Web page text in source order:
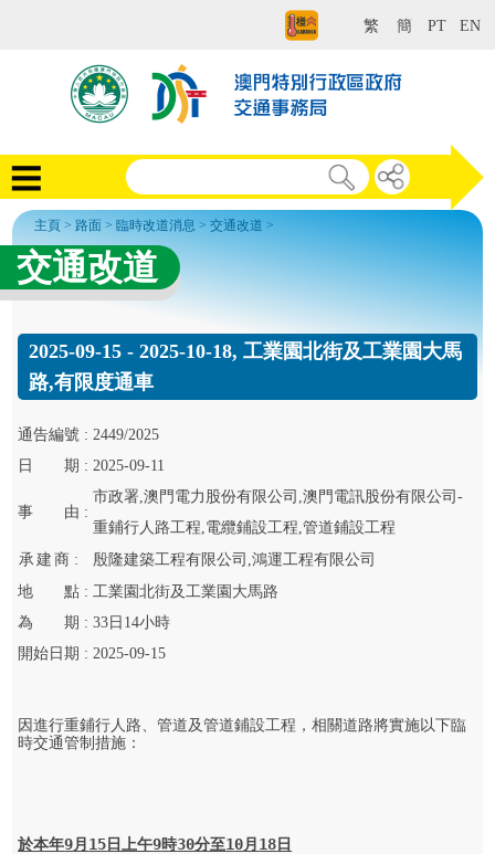
繁 簡 PT EN
主頁 >路面 > 臨時改道消息 >交通改道 >
交通改道
2025-09-15 - 2025-10-18, 工業園北街及工業園大馬
路,有限度通車
通告編號 :2449/2025
日
期 :2025-09-11
事 由 :
市政署,澳門電力股份有限公司,澳門電訊股份有限公司-
重鋪行人路工程,電纜鋪設工程,管道鋪設工程
承建 商 :
殷隆建築工程有限公司,鴻運工程有限公司
地
點 :工業園北街及工業園大馬路
為
期 :33 日 14小時
開始 日期 :2025-09-15
因進行重鋪行人路、管道及管道鋪設工程，相關道路將實施以下臨
時交通管制措施：
於本年9月 15日上午9時30分至10月 18日